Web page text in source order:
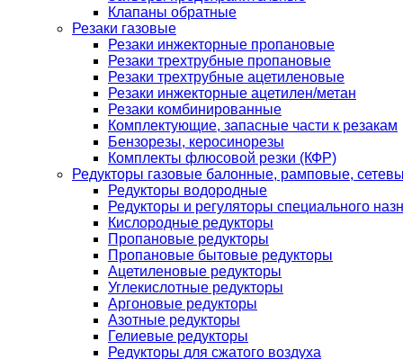
Клапаны обратные
Резаки газовые
Резаки инжекторные пропановые
Резаки трехтрубные пропановые
Резаки трехтрубные ацетиленовые
Резаки инжекторные ацетилен/метан
Резаки комбинированные
Комплектующие, запасные части к резакам
Бензорезы, керосинорезы
Комплекты флюсовой резки (КФР)
Редукторы газовые балонные, рамповые,
Редукторы водородные
Редукторы и регуляторы специального
Кислородные редукторы
Пропановые редукторы
Пропановые бытовые редукторы
Ацетиленовые редукторы
Углекислотные редукторы
Аргоновые редукторы
Азотные редукторы
Гелиевые редукторы
Редукторы для сжатого воздуха